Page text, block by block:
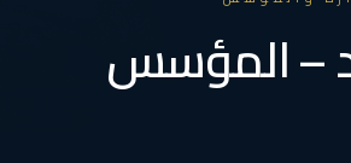
– المؤسس